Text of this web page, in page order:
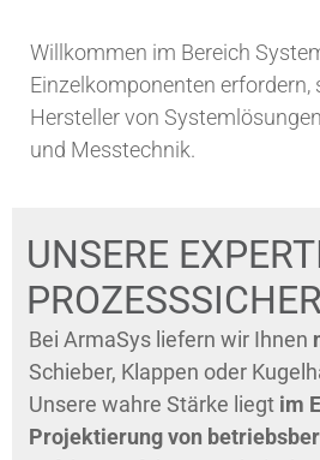
Willkommen im Bereich
Einzelkomponenten erfordern,
Hersteller von
und Messtechnik.
UNSERE
Bei ArmaSys liefern wir Ihnen
Schieber, Klappen oder
Unsere wahre Stärke liegt im
Projektierung von